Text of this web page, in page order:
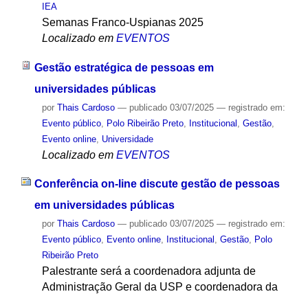
IEA
Semanas Franco-Uspianas 2025
Localizado em EVENTOS
Gestão estratégica de pessoas em
universidades públicas
por Thais Cardoso — publicado03/07/2025 — registrado em:
Evento público, Polo Ribeirão Preto, Institucional Gestão,
Evento online, Universidade
Localizado em EVENTOS
Conferência on-line discute gestão de pessoas
em universidades públicas
por Thais Cardoso — publicado03/07/2025 — registrado em:
Evento público, Evento online, Institucional , Gestão, Polo
Ribeirão Preto
Palestrante será a coordenadora adjunta de
Administração Geral da USP e coordenadora da